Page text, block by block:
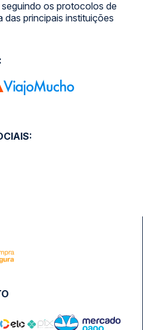
os protocolos de
principais instituições